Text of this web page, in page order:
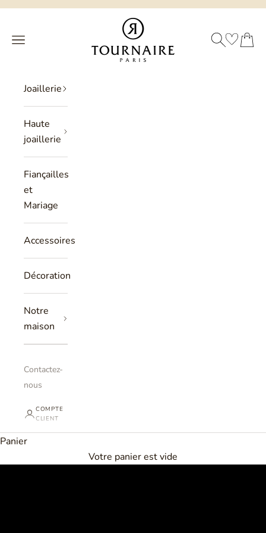
Passer au contenu
Philippe Tournaire
Menu
RECHERCHEPANIER
Joaillerie
Haute
joaillerie
Fiançailles
et
Mariage
Accessoires
Décoration
Notre
maison
Contactez-
nous
COMPTE
CLIENT
Panier
Votre panier est vide
LE DIAMANT